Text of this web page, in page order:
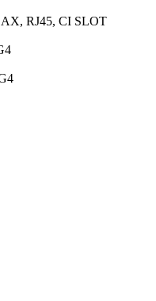
RJ45, CI SLOT